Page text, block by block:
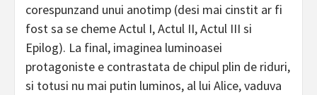
corespunzand unui anotimp (desi mai cinstit ar fi
fost sa se cheme Actul I, Actul II, Actul III si
Epilog). La final, imaginea luminoasei
protagoniste e contrastata de chipul plin de riduri,
si totusi nu mai putin luminos, al lui Alice, vaduva